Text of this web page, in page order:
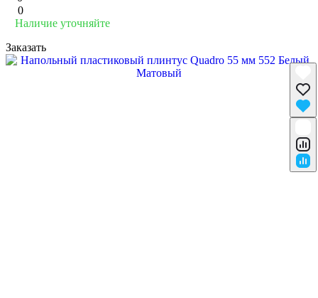
0
Наличие уточняйте
Заказать